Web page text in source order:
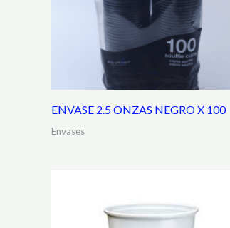
ENVASE 2.5 ONZAS NEGRO X 100
Envases